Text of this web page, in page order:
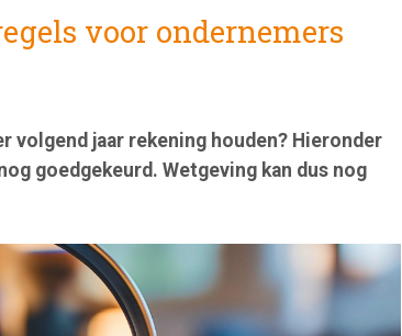
voor ondernemers
volgend jaar rekening houden? Hieronder
goedgekeurd. Wetgeving kan dus nog